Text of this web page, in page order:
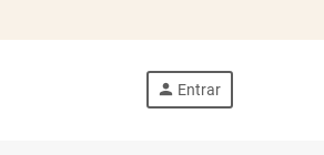
person Entrar